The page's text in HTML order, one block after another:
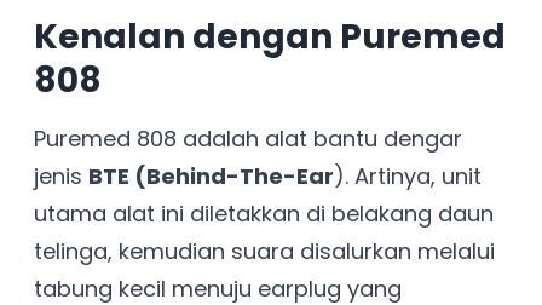
Kenalan dengan Puremed
808
Puremed 808 adalah alat bantu dengar
jenis BTE (Behind-The-Ear). Artinya, unit
utama alat ini diletakkan di belakang daun
telinga, kemudian suara disalurkan melalui
tabung kecil menuju earplug yang